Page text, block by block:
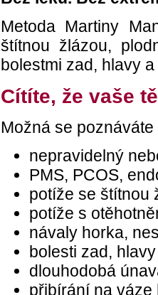
Metoda Martiny
štítnou žlázou,
bolestmi zad, hlavy
Cítíte, že vaše
Možná se
nepravidelný
PMS, PCOS,
potíže se štítnou
potíže s
návaly horka,
bolesti zad,
dlouhodobá
přibírání na váze